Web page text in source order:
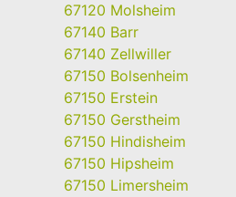
67120 Molsheim
67140 Barr
67140 Zellwiller
67150 Bolsenheim
67150 Erstein
67150 Gerstheim
67150 Hindisheim
67150 Hipsheim
67150 Limersheim